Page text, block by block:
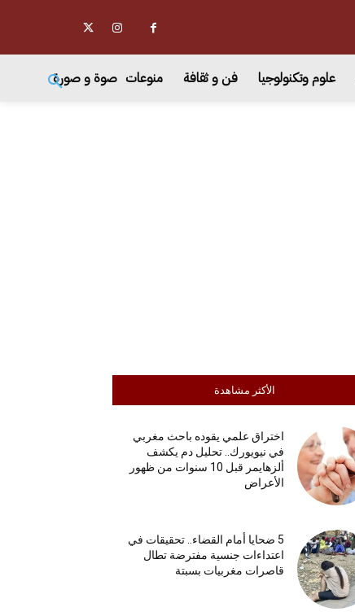
علوم وتكنولوجيا فن و ثقافة منوعات صوة و صورة
الأكثر مشاهدة
اختراق علمي يقوده باحث مغربي
في نيويورك.. تحليل دم يكشف
ألزهايمر قبل 10 سنوات من ظهور
الأعراض
5 ضحايا أمام القضاء.. تحقيقات في
اعتداءات جنسية مفترضة تطال
قاصرات مغربيات بسبتة